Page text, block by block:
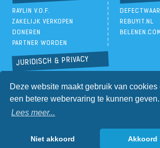
Deze website maakt gebruik van cookies
een betere webervaring te kunnen geven.
Lees meer...
Niet akkoord Akkoord
RAYLIN V.O.F.
ZAKELIJK VERKOPEN
DONEREN
PARTNER WORDEN
REBUYIT.NL
BELENEN.COM
JURIDISCH & PRIVACY
ALGEMENE VOORWAARDEN